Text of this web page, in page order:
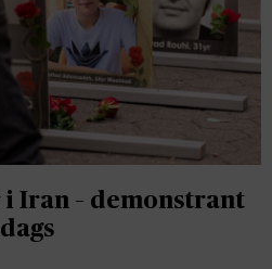
Iran – demonstrant